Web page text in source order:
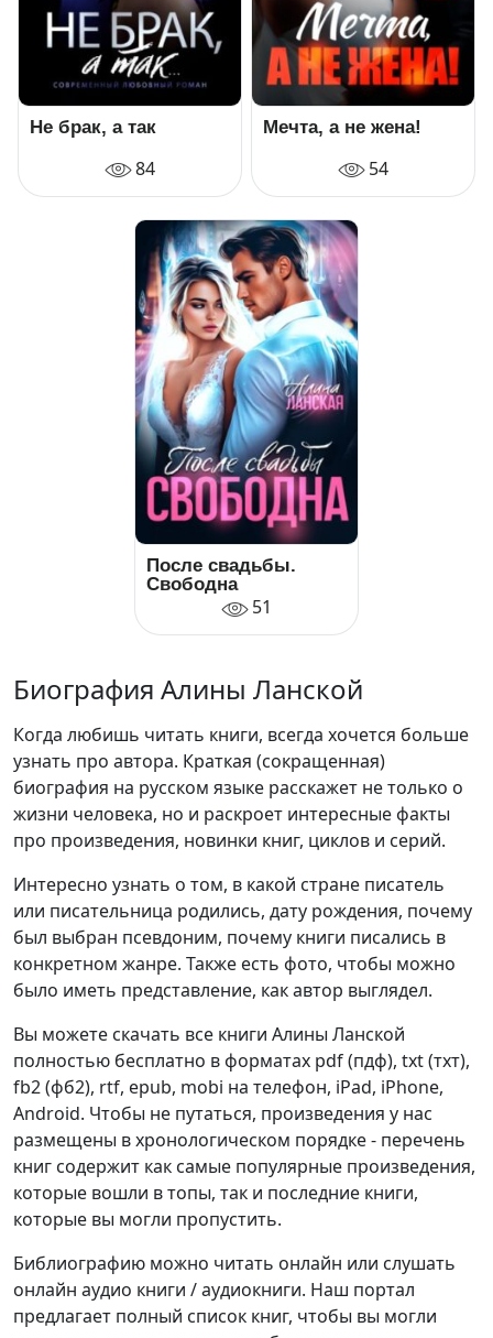
Не брак, а так
84
Мечта, а не жена!
54
После свадьбы.
Свободна
51
Биография Алины Ланской
Когда любишь читать книги, всегда хочется больше
узнать про автора. Краткая (сокращенная)
биография на русском языке расскажет не только о
жизни человека, но и раскроет интересные факты
про произведения, новинки книг, циклов и серий.
Интересно узнать о том, в какой стране писатель
или писательница родились, дату рождения, почему
был выбран псевдоним, почему книги писались в
конкретном жанре. Также есть фото, чтобы можно
было иметь представление, как автор выглядел.
Вы можете скачать все книги Алины Ланской
полностью бесплатно в форматах pdf (пдф), txt (тхт),
fb2 (фб2), rtf, epub, mobi на телефон, iPad, iPhone,
Android. Чтобы не путаться, произведения у нас
размещены в хронологическом порядке - перечень
книг содержит как самые популярные произведения,
которые вошли в топы, так и последние книги,
которые вы могли пропустить.
Библиографию можно читать онлайн или слушать
онлайн аудио книги / аудиокниги. Наш портал
предлагает полный список книг, чтобы вы могли